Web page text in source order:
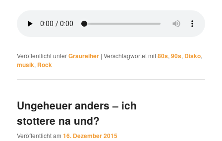
Veröffentlicht unterGraureiher |Verschlagwortet mit80s,90s, Disko,
musik, Rock
Ungeheuer anders – ich
stottere na und?
Veröffentlicht am16. Dezember 2015